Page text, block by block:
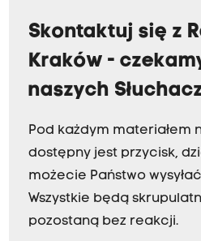
Skontaktuj się z
Kraków -
naszych
Pod każdym materiałem
dostępny jest przycisk,
możecie Państwo
Wszystkie będą
pozostaną bez reakcji.